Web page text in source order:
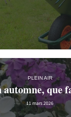
PLEIN AIR
automne, que
11 mars 2026